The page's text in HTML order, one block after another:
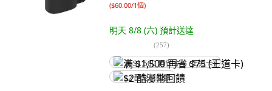
($60.00/1個)
明天 8/8 (六) 預計送達
(257)
满 $1,500 再省 $75 (王道卡)
$2 酷澎幣回饋